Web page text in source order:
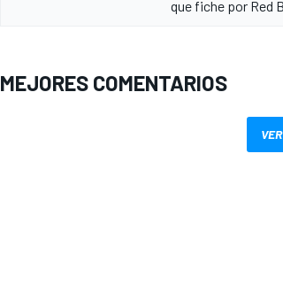
que fiche por Red
MEJORES COMENTARIOS